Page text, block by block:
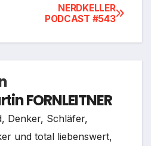
NERDKELLER
PODCAST #543
FORNLEITNER
Denker, Schläfer,
und total liebenswert,